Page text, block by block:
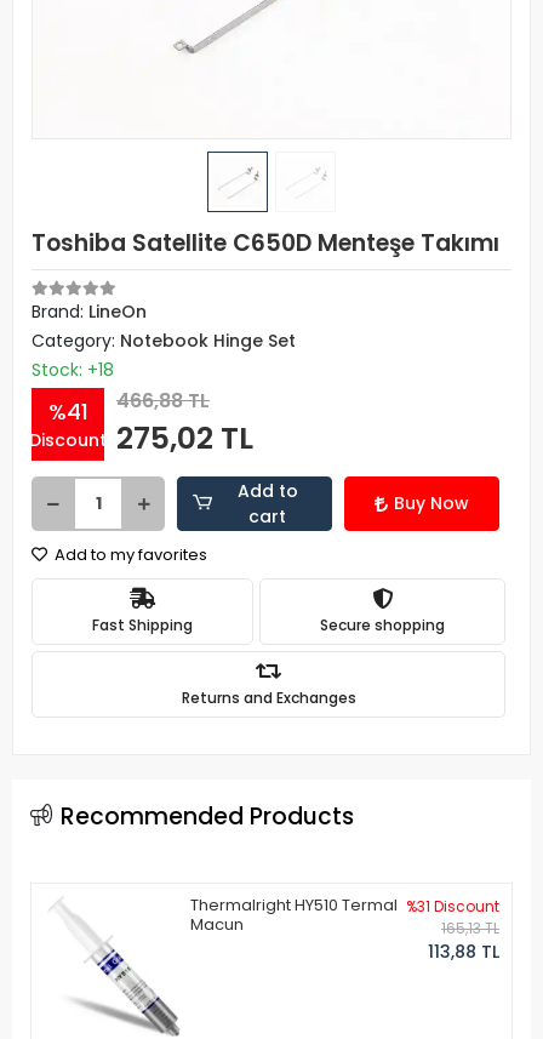
Toshiba Satellite C650D Menteşe Takımı
Brand: LineOn
Category: Notebook Hinge Set
Stock: +18
%41
Discount
466,88 TL
275,02 TL
Add to
cart
Buy Now
Add to my favorites
Fast Shipping Secure shopping
Returns and Exchanges
Recommended Products
Thermalright HY510 Termal
Macun
%31 Discount
165,13 TL
113,88 TL